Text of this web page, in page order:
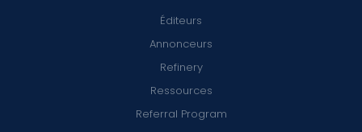
Éditeurs
Annonceurs
Refinery
Ressources
Referral Program